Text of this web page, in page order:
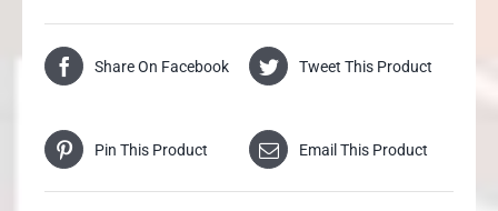
Share On Facebook Tweet This Product
Pin This Product Email This Product